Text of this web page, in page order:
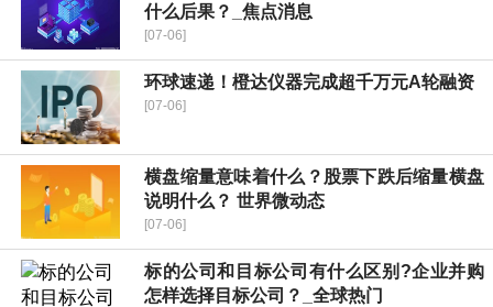
什么后果？_焦点消息
[07-06]
环球速递！橙达仪器完成超千万元A轮融资
[07-06]
横盘缩量意味着什么？股票下跌后缩量横盘
说明什么？ 世界微动态
[07-06]
标的公司和目标公司有什么区别?企业并购
怎样选择目标公司？_全球热门